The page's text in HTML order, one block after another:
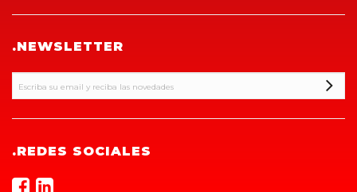
.NEWSLETTER
.REDES SOCIALES